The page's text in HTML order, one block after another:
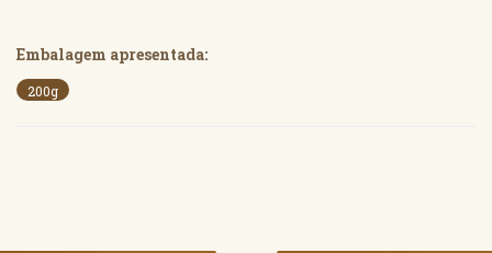
Embalagem apresentada:
200g